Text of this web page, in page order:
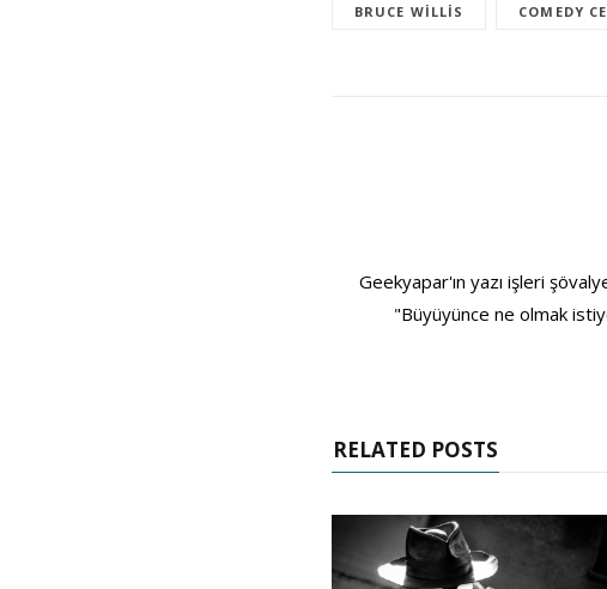
BRUCE WILLIS COMEDY
Geekyapar'ın yazı işleri
"Büyüyünce ne olmak
RELATED POSTS